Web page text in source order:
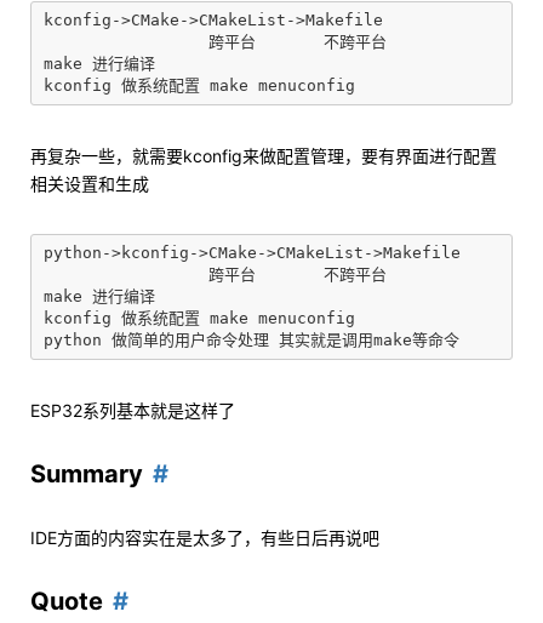
kconfig->CMake->CMakeList->Makefile
                 跨平台       不跨平台
make 进行编译
再复杂一些，就需要kconfig来做配置管理，要有界面进行配置
相关设置和生成
python->kconfig->CMake->CMakeList->Makefile
                 跨平台       不跨平台
make 进行编译
kconfig 做系统配置 make menuconfig
ESP32系列基本就是这样了
Summary
IDE方面的内容实在是太多了，有些日后再说吧
Quote